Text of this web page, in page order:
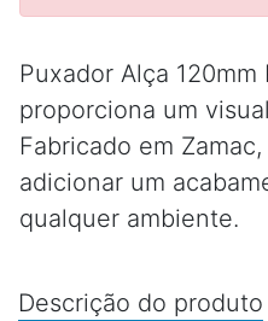
Puxador Alça 120mm
proporciona um
Fabricado em
adicionar um
qualquer ambiente.
Descrição do produto